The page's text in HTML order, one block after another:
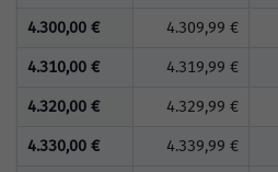
4.300,00 € 4.309,99 €
4.310,00 € 4.319,99 €
4.320,00 € 4.329,99 €
4.330,00 € 4.339,99 €